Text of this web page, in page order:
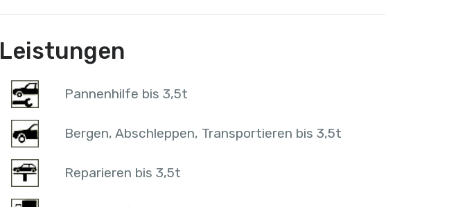
Leistungen
Pannenhilfe bis 3,5t
Bergen, Abschleppen, Transportieren bis 3,5t
Reparieren bis 3,5t